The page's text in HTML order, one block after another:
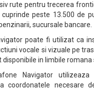
rute pentru trecerea
cuprinde peste 13.500 de
sucursale bancare.
poate fi utilizat ca
vocale si vizuale pe
in limbile romana
Navigator
coordonatele